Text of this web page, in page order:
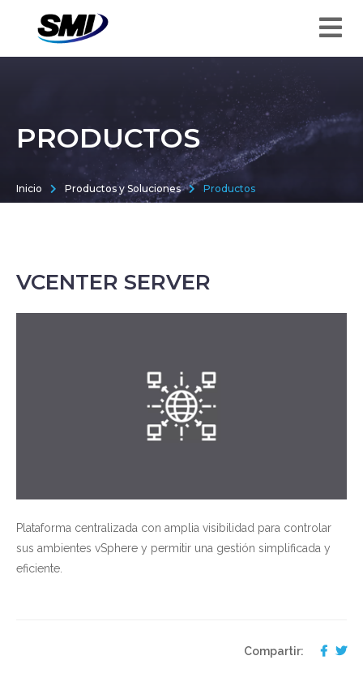
PRODUCTOS
Inicio Productos y Soluciones Productos
VCENTER SERVER
Plataforma centralizada con amplia visibilidad para controlar
sus ambientes vSphere y permitir una gestión simplificada y
eficiente.
Compartir: